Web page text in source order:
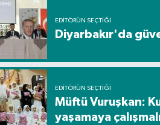
EDITÖRÜN SEÇTIĞI
Diyarbakır'da
EDITÖRÜN SEÇTIĞI
Müftü Vuruşkan:
yaşamaya